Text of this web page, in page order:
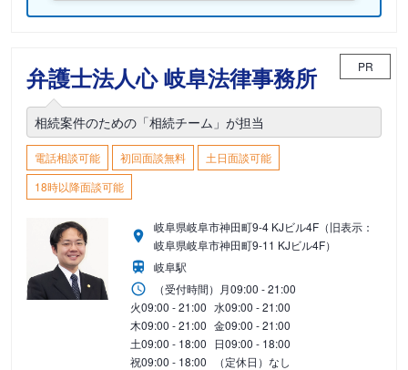
弁護士法人心 岐阜法律事務所 PR
相続案件のための「相続チーム」が担当
電話相談可能 初回面談無料
土日面談可能
18時以降面談可能
岐阜県岐阜市神田町9-4 KJビル4F（旧表示：
岐阜県岐阜市神田町9-11 KJビル4F）
岐阜駅
（受付時間） 月09:00 - 21:00
火09:00 - 21:00 水09:00 - 21:00
木09:00 - 21:00 金09:00 - 21:00
土09:00 - 18:00 日09:00 - 18:00
祝09:00 - 18:00 （定休日）なし